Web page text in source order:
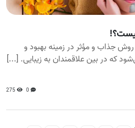
جذاب و مؤثر در زمینه بهبود و
که در بین علاقمندان به زیبایی. [...]
0
275